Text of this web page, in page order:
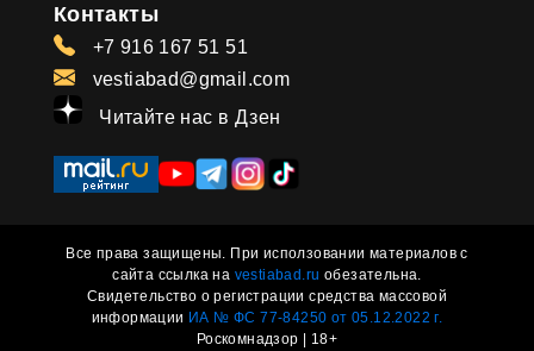
Контакты
+7 916 167 51 51
vestiabad@gmail.com
Читайте нас в Дзен
Все права защищены. При исползовании материалов с
сайта ссылка на vestiabad.ru обезательна.
Свидетельство о регистрации средства массовой
информации ИА № ФС 77-84250 от 05.12.2022 г.
Роскомнадзор | 18+